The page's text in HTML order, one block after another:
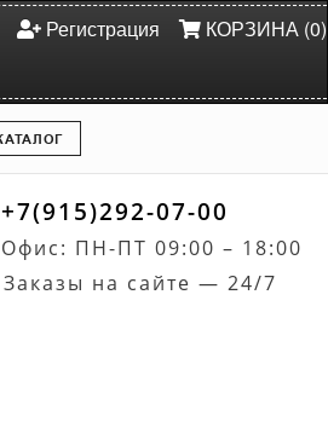
Регистрация КОРЗИНА (0)
+7(915)292-07-00
ПН-ПТ 09:00 – 18:00
на сайте — 24/7